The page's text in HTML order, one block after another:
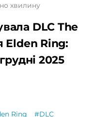
хвилину
DLC The
Elden Ring:
2025
Ring #DLC